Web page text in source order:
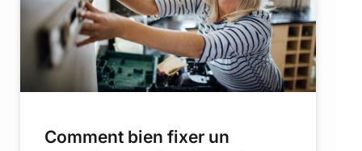
Comment bien fixer un